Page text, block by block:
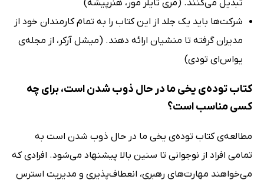
تبدیل می‌کنند. (مری تایلر مور، هنرپیشه)
شرکت‌ها باید یک جلد از این کتاب را به تمام کارمندان خود از
مدیران گرفته تا منشیان ارائه دهند. (میشل آرکر، از مجله‌ی
یو‌اس‌ای تودی)
کتاب توده‌ی یخی ما در حال ذوب شدن است، برای چه
کسی مناسب است؟
مطالعه‌ی کتاب توده‌ی یخی ما در حال ذوب شدن است به
تمامی افراد از نوجوانی تا سنین بالا پیشنهاد می‌شود. افرادی که
می‌خواهند مهارت‌های رهبری، انعطاف‌پذیری و مدیریت استرس